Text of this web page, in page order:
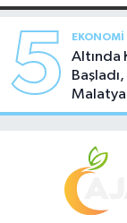
5 EKONOMI
Altında
Başladı,
Makas